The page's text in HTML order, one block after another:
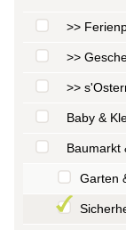
>>
>>
>>
Baby &
Baumarkt
Garten